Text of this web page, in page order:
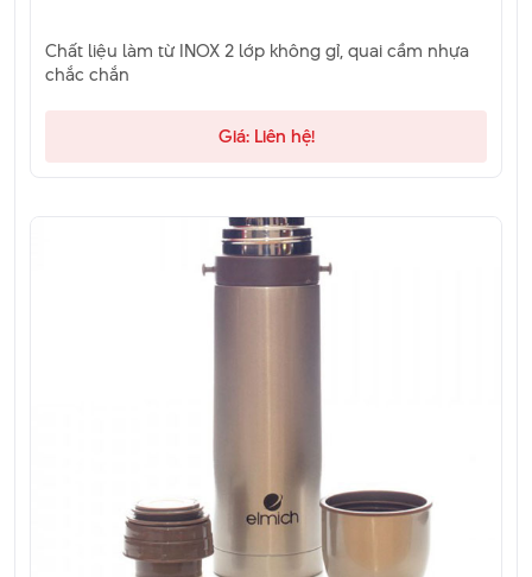
Chất liệu làm từ INOX 2 lớp không gỉ, quai cầm nhựa
chắc chắn
Giá: Liên hệ!